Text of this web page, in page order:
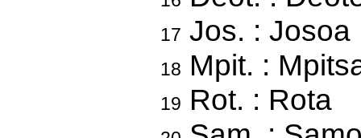
17 Jos. : Josoa
18 Mpit. :
19 Rot. : Rota